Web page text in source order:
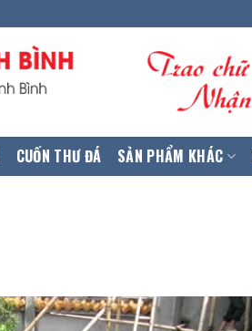
CUỐN THƯ ĐÁ SẢN PHẨM KHÁC